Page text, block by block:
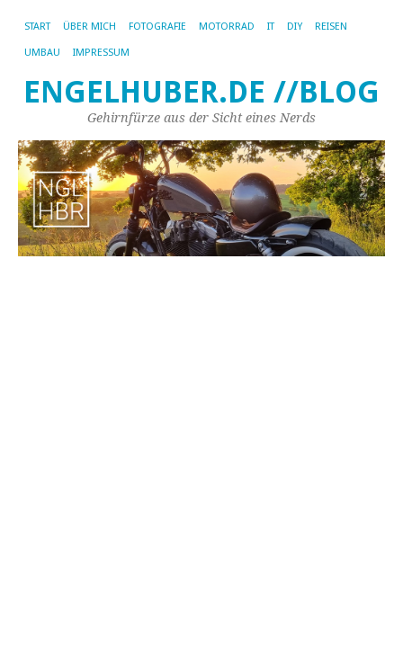
START ÜBER MICH FOTOGRAFIE MOTORRAD IT DIY REISEN
UMBAU IMPRESSUM
ENGELHUBER.DE //BLOG
Gehirnfürze aus der Sicht eines Nerds